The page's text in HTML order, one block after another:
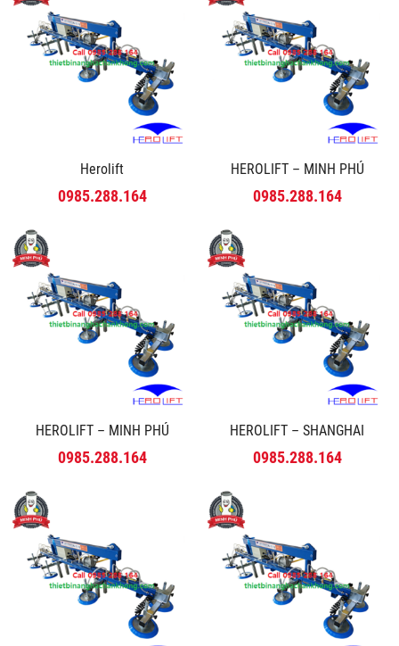
Herolift
0985.288.164
HEROLIFT – MINH PHÚ
0985.288.164
HEROLIFT – MINH PHÚ
0985.288.164
HEROLIFT – SHANGHAI
0985.288.164